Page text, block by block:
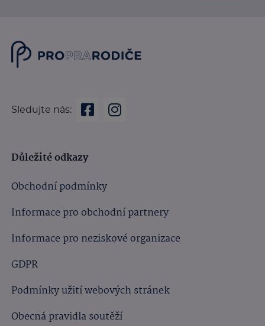
Sledujte nás:
Důležité odkazy
Obchodní podmínky
Informace pro obchodní partnery
Informace pro neziskové organizace
GDPR
Podmínky užití webových stránek
Obecná pravidla soutěží